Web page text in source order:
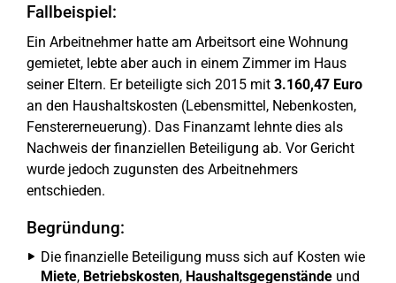
Fallbeispiel:
Ein Arbeitnehmer hatte am Arbeitsort eine Wohnung
gemietet, lebte aber auch in einem Zimmer im Haus
seiner Eltern. Er beteiligte sich 2015 mit 3.160,47 Euro
an den Haushaltskosten (Lebensmittel, Nebenkosten,
Fenstererneuerung). Das Finanzamt lehnte dies als
Nachweis der finanziellen Beteiligung ab. Vor Gericht
wurde jedoch zugunsten des Arbeitnehmers
entschieden.
Begründung:
Die finanzielle Beteiligung muss sich auf Kosten wie
Miete, Betriebskosten, Haushaltsgegenstände und